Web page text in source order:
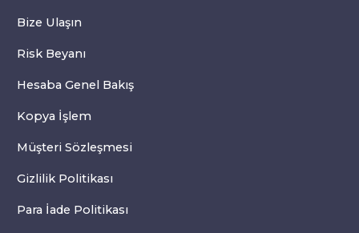
Bize Ulaşın
Risk Beyanı
Hesaba Genel Bakış
Kopya İşlem
Müşteri Sözleşmesi
Gizlilik Politikası
Para İade Politikası